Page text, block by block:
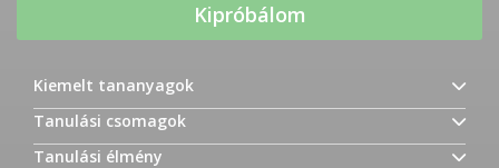
Kipróbálom
Kiemelt tananyagok
Tanulási csomagok
Tanulási élmény